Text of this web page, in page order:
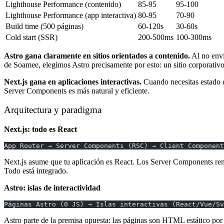
Lighthouse Performance (contenido) 85-95
95-100
Lighthouse Performance (app interactiva) 80-95
70-90
Build time (500 páginas)
60-120s
30-60s
Cold start (SSR)
200-500ms 100-300ms
Astro gana claramente en sitios orientados a contenido. Al no
de Soamee, elegimos Astro precisamente por esto: un sitio
Next.js gana en aplicaciones interactivas. Cuando necesitas
Server Components es más natural y eficiente.
Arquitectura y paradigma
Next.js: todo es React
App Router → Server Components (RSC) → Client
Next.js asume que tu aplicación es React. Los Server Components
Todo está integrado.
Astro: islas de interactividad
Páginas Astro (0 JS) → Islas interactivas (React/Vue/
Astro parte de la premisa opuesta: las páginas son HTML estático